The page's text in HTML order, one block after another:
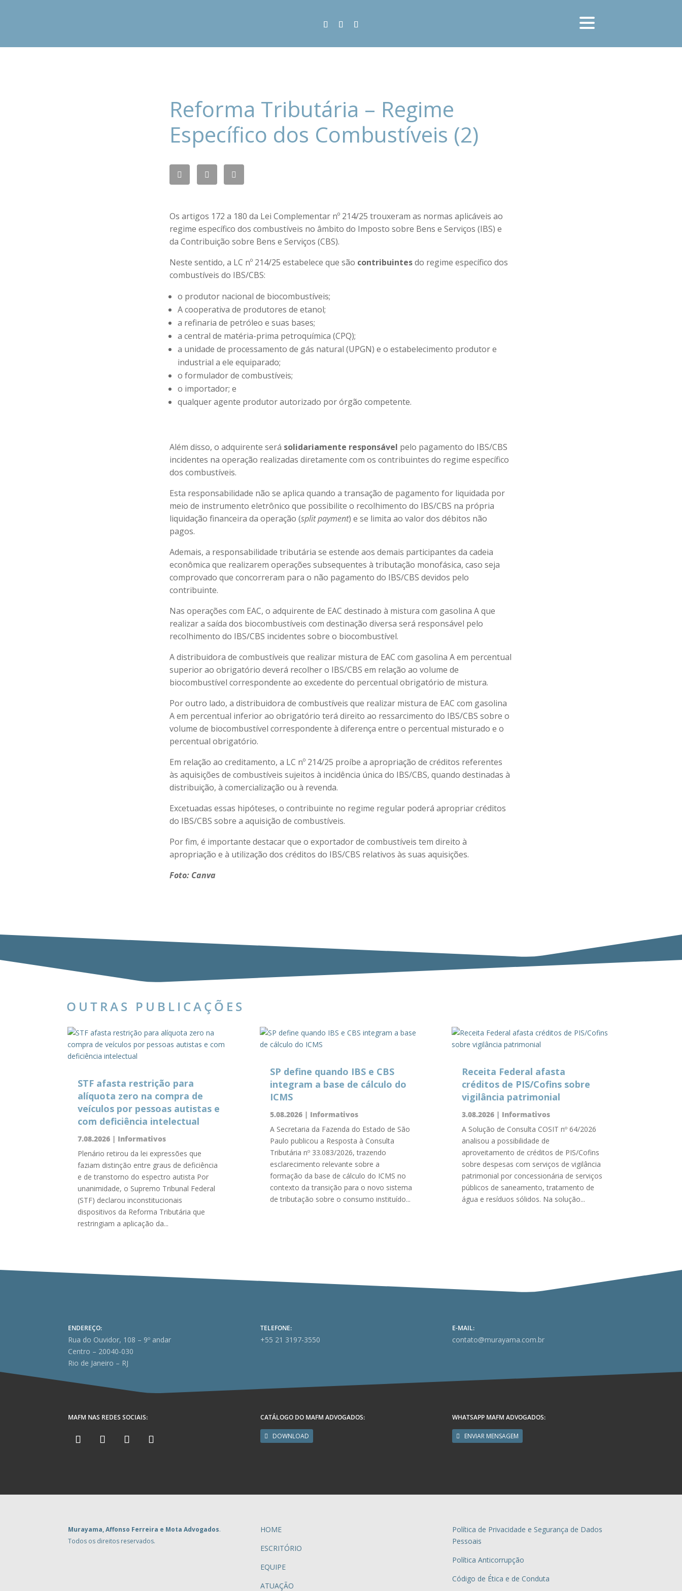
Reforma Tributária – Regime
Específico dos Combustíveis (2)
Os artigos 172 a 180 da Lei Complementar nº 214/25 trouxeram as normas aplicáveis ao
regime específico dos combustíveis no âmbito do Imposto sobre Bens e Serviços (IBS) e
da Contribuição sobre Bens e Serviços (CBS).
Neste sentido, a LC nº 214/25 estabelece que são contribuintesdo regime específico dos
combustíveis do IBS/CBS:
o produtor nacional de biocombustíveis;
A cooperativa de produtores de etanol;
a refinaria de petróleo e suas bases;
a central de matéria-prima petroquímica (CPQ);
a unidade de processamento de gás natural (UPGN) e o estabelecimento produtor e
industrial a ele equiparado;
o formulador de combustíveis;
o importador; e
qualquer agente produtor autorizado por órgão competente.
Além disso, o adquirente será solidariamente responsável pelo pagamento do IBS/CBS
incidentes na operação realizadas diretamente com os contribuintes do regime específico
dos combustíveis.
Esta responsabilidade não se aplica quando a transação de pagamento for liquidada por
meio de instrumento eletrônico que possibilite o recolhimento do IBS/CBS na própria
liquidação financeira da operação (splitpayment) e se limita ao valor dos débitos não
pagos.
Ademais, a responsabilidade tributária se estende aos demais participantes da cadeia
econômica que realizarem operações subsequentes à tributação monofásica, caso seja
comprovado que concorreram para o não pagamento do IBS/CBS devidos pelo
contribuinte.
Nas operações com EAC, o adquirente de EAC destinado à mistura com gasolina A que
realizar a saída dos biocombustíveis com destinação diversa será responsável pelo
recolhimento do IBS/CBS incidentes sobre o biocombustível.
A distribuidora de combustíveis que realizar mistura de EAC com gasolina A em percentual
superior ao obrigatório deverá recolher o IBS/CBS em relação ao volume de
biocombustível correspondente ao excedente do percentual obrigatório de mistura.
Por outro lado, a distribuidora de combustíveis que realizar mistura de EAC com gasolina
A em percentual inferior ao obrigatório terá direito ao ressarcimento do IBS/CBS sobre o
volume de biocombustível correspondente à diferença entre o percentual misturado e o
percentual obrigatório.
Em relação ao creditamento, a LC nº 214/25 proíbe a apropriação de créditos referentes
às aquisições de combustíveis sujeitos à incidência única do IBS/CBS, quando destinadas à
distribuição, à comercialização ou à revenda.
Excetuadas essas hipóteses, o contribuinte no regime regular poderá apropriar créditos
do IBS/CBS sobre a aquisição de combustíveis.
Por fim, é importante destacar que o exportador de combustíveis tem direito à
apropriação e à utilização dos créditos do IBS/CBS relativos às suas aquisições.
Foto: Canva
OUTRAS PUBLICAÇÕES
STF afasta restrição para
alíquota zero na compra de
veículos por pessoas autistas e
com deficiência intelectual
7.08.2026 | Informativos
Plenário retirou da lei expressões que
faziam distinção entre graus de deficiência
e de transtorno do espectro autista Por
unanimidade, o Supremo Tribunal Federal
(STF) declarou inconstitucionais
dispositivos da Reforma Tributária que
restringiam a aplicação da...
SP define quando IBS e CBS
integram a base de cálculo do
ICMS
5.08.2026| Informativos
A Secretaria da Fazenda do Estado de São
Paulo publicou a Resposta à Consulta
Tributária nº 33.083/2026, trazendo
esclarecimento relevante sobre a
formação da base de cálculo do ICMS no
contexto da transição para o novo sistema
de tributação sobre o consumo instituído...
Receita Federal afasta
créditos de PIS/Cofins sobre
vigilância patrimonial
3.08.2026| Informativos
A Solução de Consulta COSIT nº 64/2026
analisou a possibilidade de
aproveitamento de créditos de PIS/Cofins
sobre despesas com serviços de vigilância
patrimonial por concessionária de serviços
públicos de saneamento, tratamento de
água e resíduos sólidos. Na solução...
ENDEREÇO:
Rua do Ouvidor, 108 – 9º andar
Centro – 20040-030
Rio de Janeiro – RJ
TELEFONE:
+55 21 3197-3550
E-MAIL:
contato@murayama.com.br
MAFM NAS REDES SOCIAIS: CATÁLOGO DO MAFM ADVOGADOS:
DOWNLOAD
WHATSAPP MAFM ADVOGADOS:
ENVIAR MENSAGEM
Murayama, Affonso Ferreira e Mota Advogados.
Todos os direitos reservados.
HOME
ESCRITÓRIO
EQUIPE
ATUAÇÃO
Política de Privacidade e Segurança de Dados
Pessoais
Política Anticorrupção
Código de Ética e de Conduta